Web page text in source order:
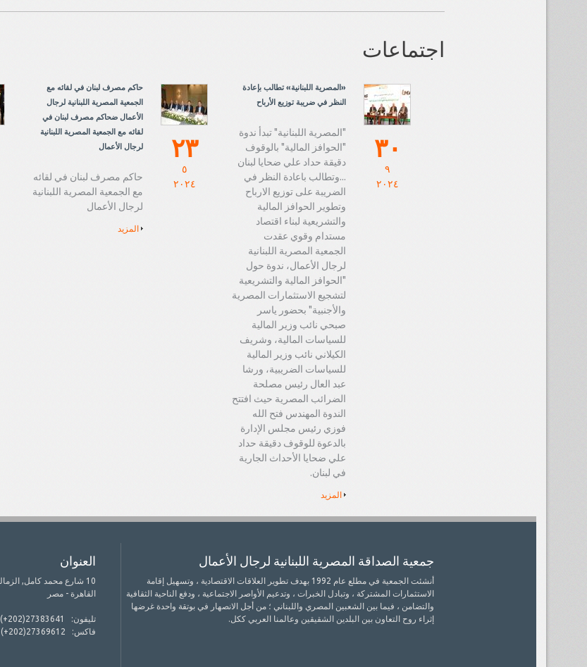
اجتماعات
٣٠
٩
٢٠٢٤
«المصرية اللبنانية» تطالب بإعادة
النظر في ضريبة توزيع الأرباح
"المصرية اللبنانية" تبدأ ندوة
"الحوافز المالية" بالوقوف
دقيقة حداد علي ضحايا لبنان
...وتطالب باعادة النظر في
الضريبة على توزيع الارباح
وتطوير الحوافز المالية
والتشريعية لبناء اقتصاد
مستدام وقوي عقدت
الجمعية المصرية اللبنانية
لرجال الأعمال، ندوة حول
"الحوافز المالية والتشريعية
لتشجيع الاستثمارات المصرية
والأجنبية" بحضور ياسر
صبحي نائب وزير المالية
للسياسات المالية، وشريف
الكيلاني نائب وزير المالية
للسياسات الضريبية، ورشا
عبد العال رئيس مصلحة
الضرائب المصرية حيث افتتح
الندوة المهندس فتح الله
فوزي رئيس مجلس الإدارة
بالدعوة للوقوف دقيقة حداد
علي ضحايا الأحداث الجارية
في لبنان.
المزيد
٢٣
٥
٢٠٢٤
حاكم مصرف لبنان في لقائه مع
الجمعية المصرية اللبنانية لرجال
الأعمال ضحاكم مصرف لبنان في
لقائه مع الجمعية المصرية اللبنانية
لرجال الأعمال
حاكم مصرف لبنان في لقائه
مع الجمعية المصرية اللبنانية
لرجال الأعمال
المزيد
جمعية الصداقة المصرية اللبنانية لرجال الأعمال
أنشئت الجمعية في مطلع عام 1992 بهدف تطوير العلاقات الاقتصادية ، وتسهيل إقامة
الاستثمارات المشتركة ، وتبادل الخبرات ، وتدعيم الأواصر الاجتماعية ، ودفع الناحية الثقافية
والتضامن ، فيما بين الشعبين المصري واللبناني ؛ من أجل الانصهار في بوتقة واحدة غرضها
إثراء روح التعاون بين البلدين الشقيقين وعالمنا العربي ككل.
العنوان
10 شارع محمد كامل, الزمالك
القاهرة - مصر
تليفون:
(+202)27383641
فاكس: (+202)27369612